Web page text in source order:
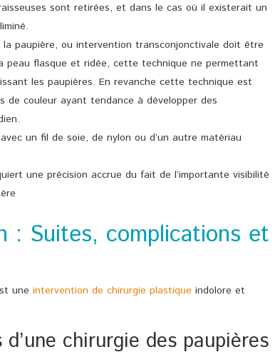
sont retirées, et dans le cas où il existerait un
la paupière, ou intervention transconjonctivale doit être
peau flasque et ridée, cette technique ne permettant
les paupières. En revanche cette technique est
de couleur ayant tendance à développer des
un fil de soie, de nylon ou d’un autre matériau
une précision accrue du fait de l’importante visibilité
: Suites, complications et
une intervention de chirurgie plastique indolore et
chirurgie des paupières